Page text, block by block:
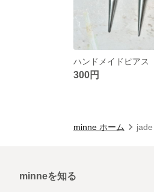
300円
minne ホーム
minneを知る